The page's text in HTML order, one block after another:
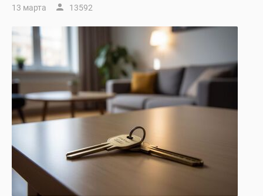
Видео
360°
новостроек
Субсидированная
застройщиком
Поиск
13 марта 13592